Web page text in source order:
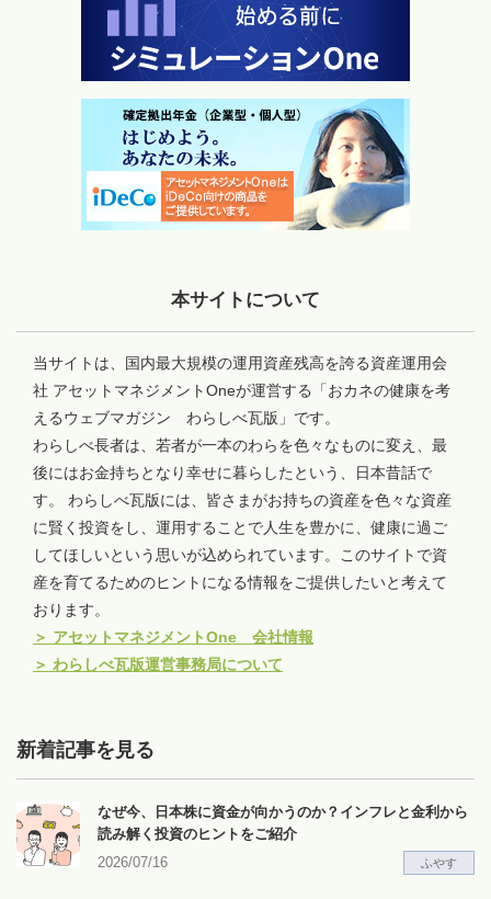
本サイトについて
当サイトは、国内最大規模の運用資産残高を誇る資産運用会
社 アセットマネジメントOneが運営する「おカネの健康を考
えるウェブマガジン わらしべ瓦版」です。
わらしべ長者は、若者が一本のわらを色々なものに変え、最
後にはお金持ちとなり幸せに暮らしたという、日本昔話で
す。 わらしべ瓦版には、皆さまがお持ちの資産を色々な資産
に賢く投資をし、運用することで人生を豊かに、健康に過ご
してほしいという思いが込められています。このサイトで資
産を育てるためのヒントになる情報をご提供したいと考えて
おります。
＞ アセットマネジメントOne 会社情報
＞ わらしべ瓦版運営事務局について
新着記事を見る
なぜ今、日本株に資金が向かうのか？インフレと金利から
読み解く投資のヒントをご紹介
2026/07/16
ふやす